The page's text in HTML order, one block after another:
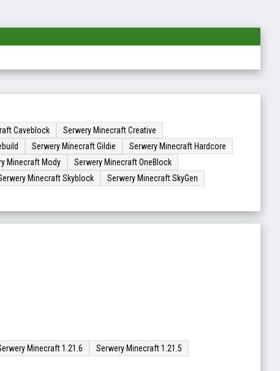
Caveblock
Serwery Minecraft Creative
Serwery Minecraft Gildie
Serwery Minecraft Hardcore
Minecraft Mody
Serwery Minecraft OneBlock
Minecraft Skyblock
Serwery Minecraft SkyGen
Minecraft 1.21.6
Serwery Minecraft 1.21.5